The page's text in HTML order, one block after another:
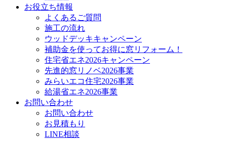
お役立ち情報
よくあるご質問
施工の流れ
ウッドデッキキャンペーン
補助金を使ってお得に窓リフォーム！
住宅省エネ2026キャンペーン
先進的窓リノベ2026事業
みらいエコ住宅2026事業
給湯省エネ2026事業
お問い合わせ
お問い合わせ
お見積もり
LINE相談